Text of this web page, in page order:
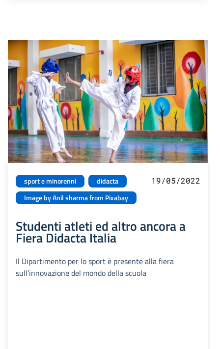
sport e minorenni
didacta
Image by Anil sharma from Pixabay
19/05/2022
Studenti atleti ed altro ancora a
Fiera Didacta Italia
Il Dipartimento per lo sport è presente alla fiera
sull'innovazione del mondo della scuola